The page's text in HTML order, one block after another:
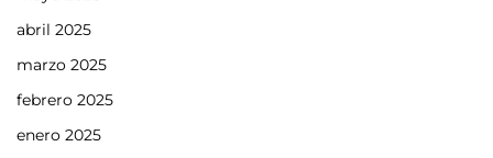
abril 2025
marzo 2025
febrero 2025
enero 2025